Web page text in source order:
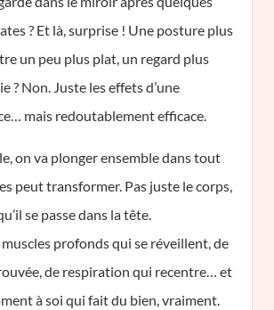
? Et là, surprise ! Une posture plus
un peu plus plat, un regard plus
? Non. Juste les effets d’une
mais redoutablement efficace.
on va plonger ensemble dans tout
peut transformer. Pas juste le corps,
se passe dans la tête.
profonds qui se réveillent, de
de respiration qui recentre… et
à soi qui fait du bien, vraiment.